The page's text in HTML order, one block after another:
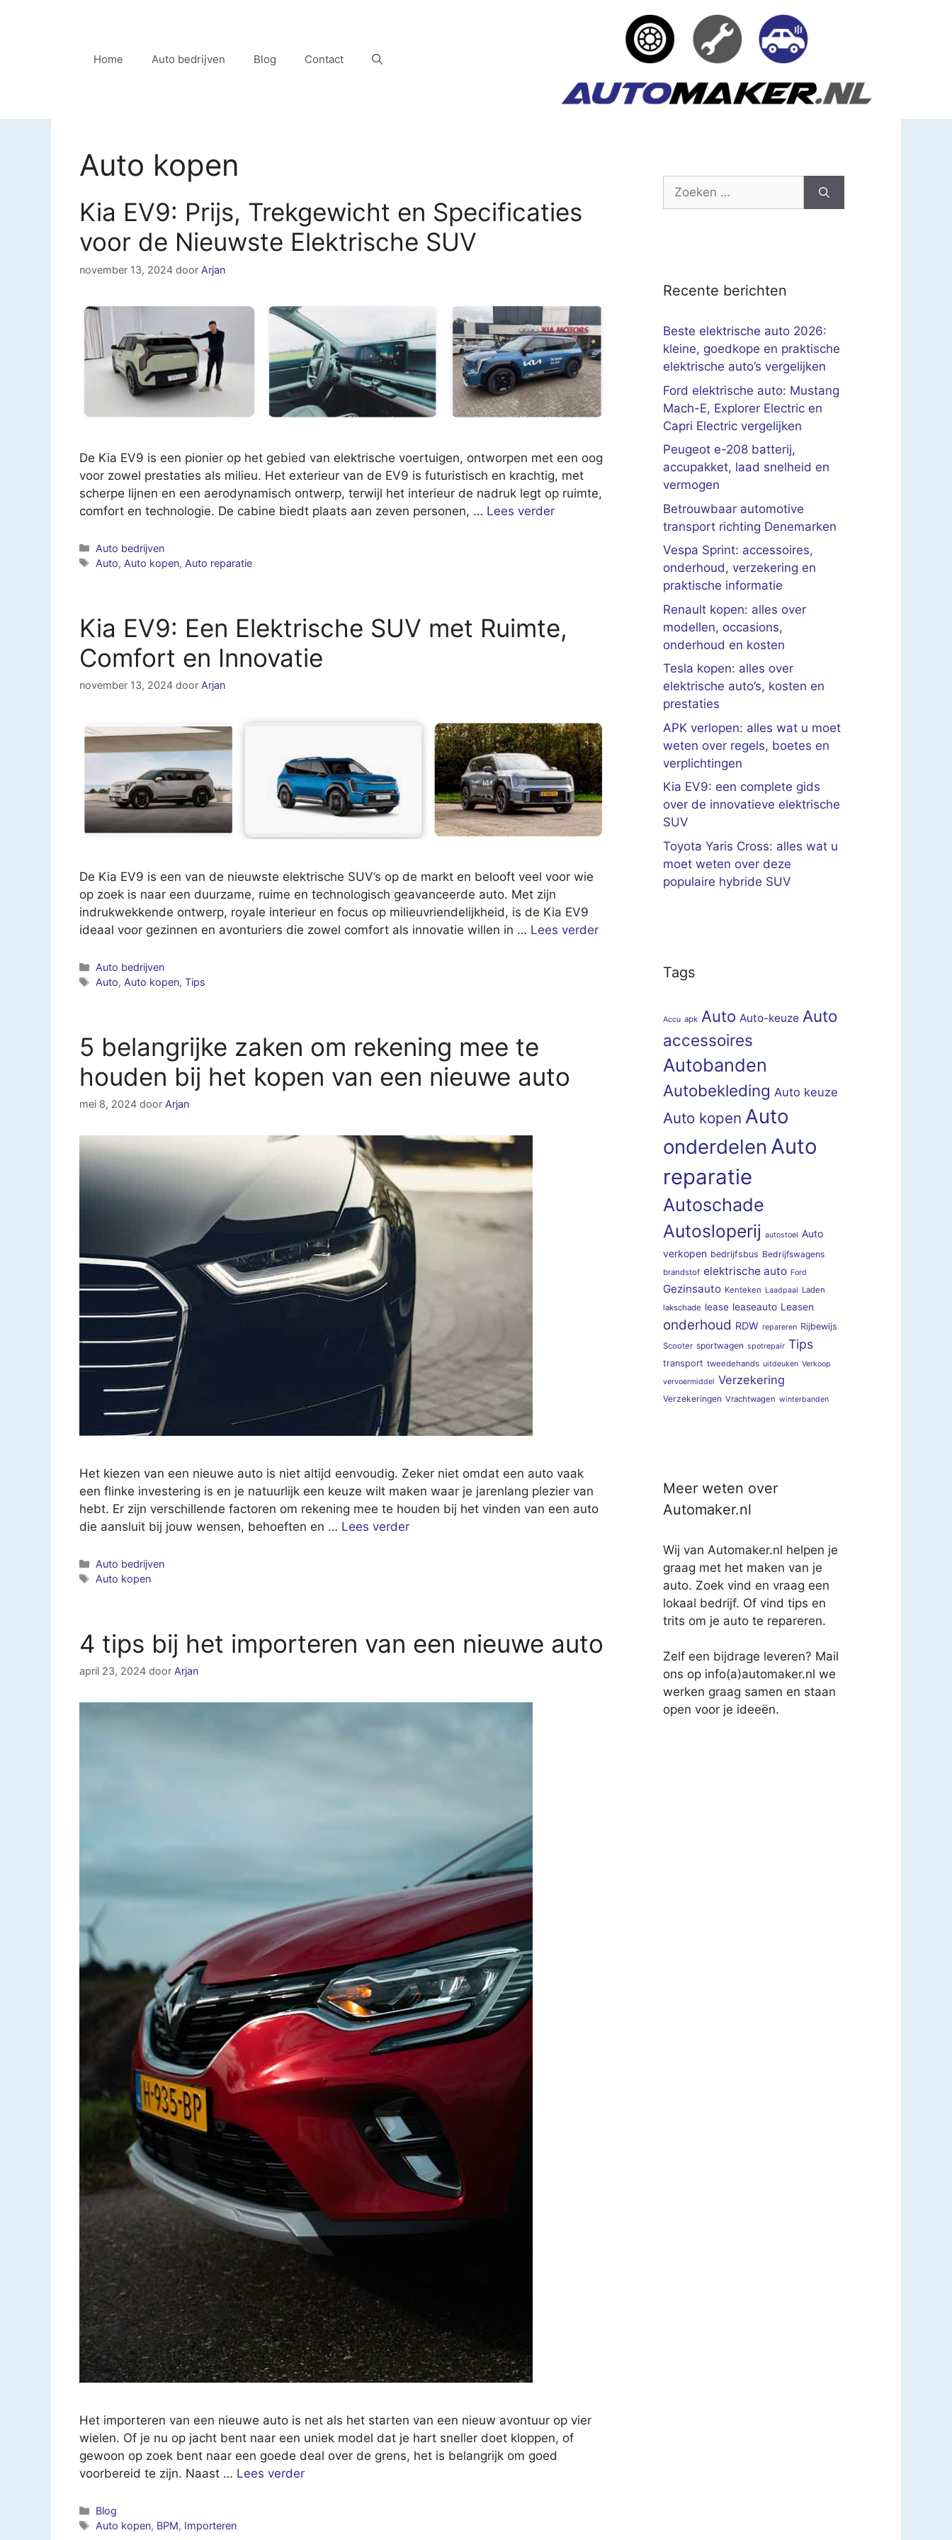
Home Auto bedrijven Blog Contact
Auto kopen
Kia EV9: Prijs, Trekgewicht en Specificaties
voor de Nieuwste Elektrische SUV
november 13, 2024 door Arjan
De Kia EV9 is een pionier op het gebied van elektrische voertuigen, ontworpen met een oog
voor zowel prestaties als milieu. Het exterieur van de EV9 is futuristisch en krachtig, met
scherpe lijnen en een aerodynamisch ontwerp, terwijl het interieur de nadruk legt op ruimte,
comfort en technologie. De cabine biedt plaats aan zeven personen, … Lees verder
Categorieën
Auto bedrijven
Tags
Auto, Auto kopen, Auto reparatie
Kia EV9: Een Elektrische SUV met Ruimte,
Comfort en Innovatie
november 13, 2024 door Arjan
De Kia EV9 is een van de nieuwste elektrische SUV’s op de markt en belooft veel voor wie
op zoek is naar een duurzame, ruime en technologisch geavanceerde auto. Met zijn
indrukwekkende ontwerp, royale interieur en focus op milieuvriendelijkheid, is de Kia EV9
ideaal voor gezinnen en avonturiers die zowel comfort als innovatie willen in … Lees verder
Categorieën
Auto bedrijven
Tags
Auto, Auto kopen,Tips
5 belangrijke zaken om rekening mee te
houden bij het kopen van een nieuwe auto
mei 8, 2024 door Arjan
Het kiezen van een nieuwe auto is niet altijd eenvoudig. Zeker niet omdat een auto vaak
een flinke investering is en je natuurlijk een keuze wilt maken waar je jarenlang plezier van
hebt. Er zijn verschillende factoren om rekening mee te houden bij het vinden van een auto
die aansluit bij jouw wensen, behoeften en … Lees verder
Categorieën
Auto bedrijven
Tags
Auto kopen
4 tips bij het importeren van een nieuwe auto
april 23, 2024 door Arjan
Het importeren van een nieuwe auto is net als het starten van een nieuw avontuur op vier
wielen. Of je nu op jacht bent naar een uniek model dat je hart sneller doet kloppen, of
gewoon op zoek bent naar een goede deal over de grens, het is belangrijk om goed
voorbereid te zijn. Naast … Lees verder
Categorieën
Blog
Tags
Auto kopen, BPM, Importeren
Zoek
Recente berichten
Beste elektrische auto 2026:
kleine, goedkope en praktische
elektrische auto’s vergelijken
Ford elektrische auto: Mustang
Mach-E, Explorer Electric en
Capri Electric vergelijken
Peugeot e-208 batterij,
accupakket, laad snelheid en
vermogen
Betrouwbaar automotive
transport richting Denemarken
Vespa Sprint: accessoires,
onderhoud, verzekering en
praktische informatie
Renault kopen: alles over
modellen, occasions,
onderhoud en kosten
Tesla kopen: alles over
elektrische auto’s, kosten en
prestaties
APK verlopen: alles wat u moet
weten over regels, boetes en
verplichtingen
Kia EV9: een complete gids
over de innovatieve elektrische
SUV
Toyota Yaris Cross: alles wat u
moet weten over deze
populaire hybride SUV
Tags
Accu apk Auto Auto-keuze Auto
accessoires
Autobanden
Autobekleding Auto keuze
Auto kopen Auto
onderdelen Auto
reparatie
Autoschade
Autosloperij autostoel Auto
verkopen bedrijfsbus Bedrijfswagens
brandstof elektrische auto Ford
Gezinsauto Kenteken Laadpaal Laden
lakschade lease leaseauto Leasen
onderhoud RDW repareren Rijbewijs
Scooter sportwagen spotrepair Tips
transport tweedehands uitdeuken Verkoop
vervoermiddel Verzekering
Verzekeringen Vrachtwagen winterbanden
Meer weten over
Automaker.nl
Wij van Automaker.nl helpen je
graag met het maken van je
auto. Zoek vind en vraag een
lokaal bedrijf. Of vind tips en
trits om je auto te repareren.
Zelf een bijdrage leveren? Mail
ons op info(a)automaker.nl we
werken graag samen en staan
open voor je ideeën.